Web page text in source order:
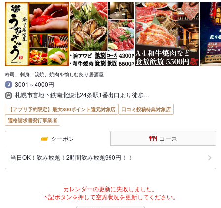
寿司、刺身、浜焼、焼肉を愉しむ炙り居酒屋
3001～4000円
札幌市営地下鉄南北線北24条駅1番出口より徒歩…
【アプリ予約限定】最大800ポイント還元対象店
口コミ投稿特典対象店
適格請求書発行事業者
クーポン コース
当日OK！飲み放題！2時間飲み放題990円！！
カレンダーの更新に失敗しました。
下記ボタンを押して空席状況を更新してください。